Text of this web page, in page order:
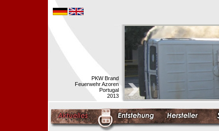
PKW Brand
Feuerwehr Azoren
Portugal
2013